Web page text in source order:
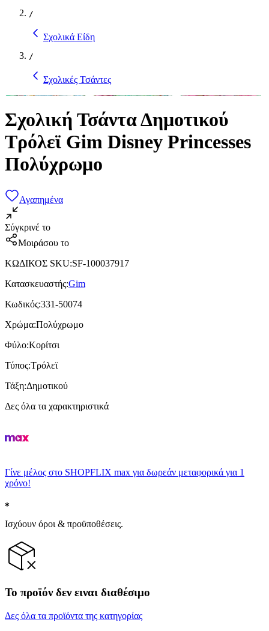
/
Σχολικά Είδη
/
Σχολικές Τσάντες
Σχολική Τσάντα Δημοτικού
Τρόλεϊ Gim Disney Princesses
Πολύχρωμο
Αγαπημένα
Σύγκρινέ το
Μοιράσου το
ΚΩΔΙΚΟΣ SKU:SF-100037917
Κατασκευαστής:Gim
Κωδικός:331-50074
Χρώμα:Πολύχρωμο
Φύλο:Κορίτσι
Τύπος:Τρόλεϊ
Τάξη:Δημοτικού
Δες όλα τα χαρακτηριστικά
Γίνε μέλος στο SHOPFLIX max για δωρεάν μεταφορικά για 1
χρόνο!
Ισχύουν όροι & προϋποθέσεις.
Το προϊόν δεν ειναι διαθέσιμο
Δες όλα τα προϊόντα της κατηγορίας